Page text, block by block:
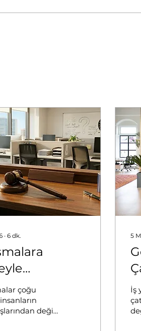
∙ 6 dk.
Temel Atıf
çoğu
değil,
5
İş